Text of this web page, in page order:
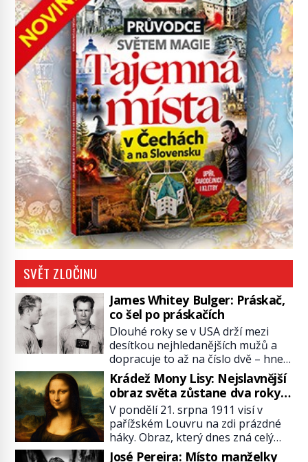
SVĚT ZLOČINU
James Whitey Bulger: Práskač,
co šel po práskačích
Dlouhé roky se v USA drží mezi
desítkou nejhledanějších mužů a
dopracuje to až na číslo dvě – hned
po Usámovi bin Ládinovi (1957–
2011). To je James „Whitey“ Bulger
(1929–2018) viněný ze spoluúčasti
na 19 vraždách, vydírání a lichvy. A
samozřejmě, krom toho je ještě
drogový dealer, který neváhá
odstranit z cesty všechny práskače,
Krádež Mony Lisy: Nejslavnější
obraz světa zůstane dva roky
nezvěstný
V pondělí 21. srpna 1911 visí v
pařížském Louvru na zdi prázdné
háky. Obraz, který dnes zná celý
svět, je pryč. Zpočátku si nikdo
José Pereira: Místo manželky